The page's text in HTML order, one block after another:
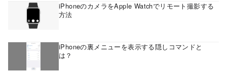
iPhoneのカメラをApple Watchでリモート撮影する
方法
iPhoneの裏メニューを表示する隠しコマンドと
は？